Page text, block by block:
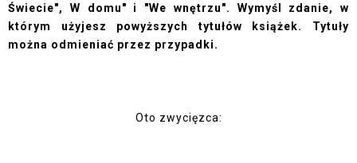
Świecie", W domu" i "We wnętrzu". Wymyśl zdanie, w
którym użyjesz powyższych tytułów książek. Tytuły
można odmieniać przez przypadki.
Oto zwycięzca: